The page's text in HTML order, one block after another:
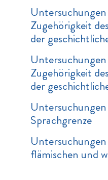
Zugehörigkeit
der
Zugehörigkeit
der
Sprachgrenze
flämischen und